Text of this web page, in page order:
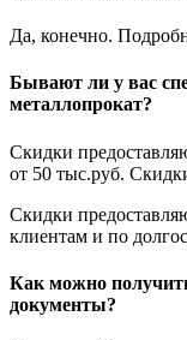
Да, конечно.
Бывают ли у вас
металлопрокат?
Скидки
от 50 тыс.руб.
Скидки
клиентам и по
Как можно
документы?